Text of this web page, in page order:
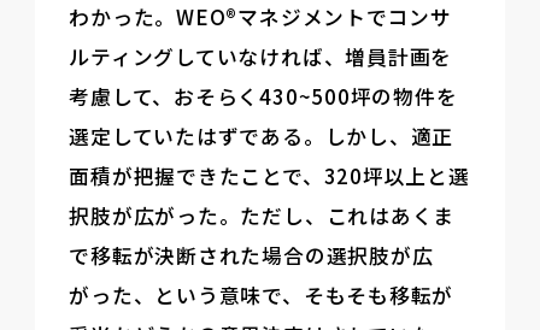
わかった。WEO®マネジメントでコンサ
ルティングしていなければ、増員計画を
考慮して、おそらく430~500坪の物件を
選定していたはずである。しかし、適正
面積が把握できたことで、320坪以上と選
択肢が広がった。ただし、これはあくま
で移転が決断された場合の選択肢が広
がった、という意味で、そもそも移転が